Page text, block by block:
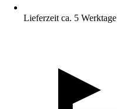
Lieferzeit ca. 5 Werktage